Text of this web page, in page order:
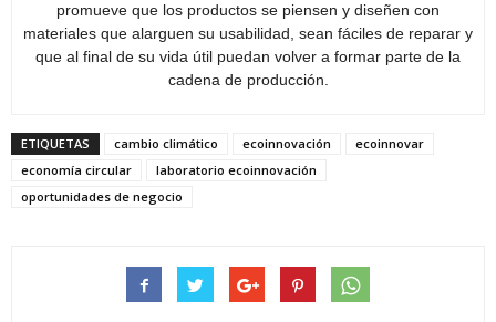
promueve que los productos se piensen y diseñen con
materiales que alarguen su usabilidad, sean fáciles de reparar y
que al final de su vida útil puedan volver a formar parte de la
cadena de producción.
ETIQUETAS cambio climático ecoinnovación
ecoinnovar
economía circular
laboratorio ecoinnovación
oportunidades de negocio